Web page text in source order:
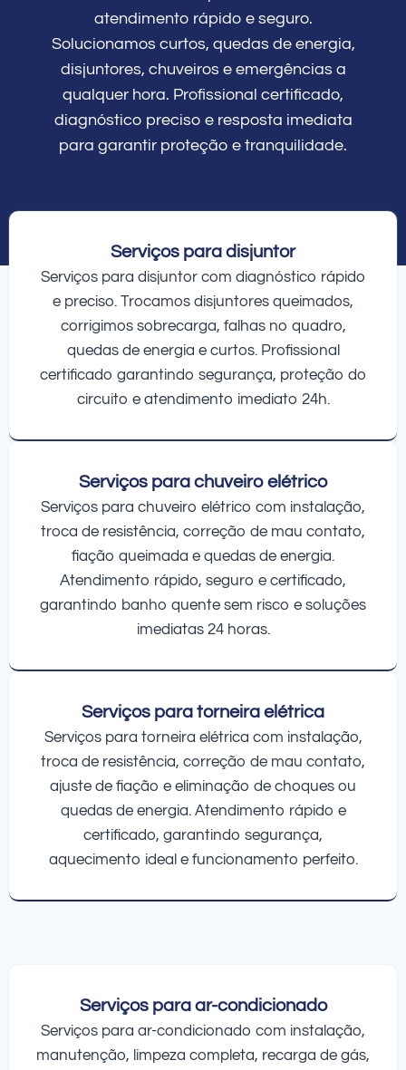
atendimento rápido e seguro.
Solucionamos curtos, quedas de energia,
disjuntores, chuveiros e emergências a
qualquer hora. Profissional certificado,
diagnóstico preciso e resposta imediata
para garantir proteção e tranquilidade.
Serviços para disjuntor
Serviços para disjuntor com diagnóstico rápido
e preciso. Trocamos disjuntores queimados,
corrigimos sobrecarga, falhas no quadro,
quedas de energia e curtos. Profissional
certificado garantindo segurança, proteção do
circuito e atendimento imediato 24h.
Serviços para chuveiro elétrico
Serviços para chuveiro elétrico com instalação,
troca de resistência, correção de mau contato,
fiação queimada e quedas de energia.
Atendimento rápido, seguro e certificado,
garantindo banho quente sem risco e soluções
imediatas 24 horas.
Serviços para torneira elétrica
Serviços para torneira elétrica com instalação,
troca de resistência, correção de mau contato,
ajuste de fiação e eliminação de choques ou
quedas de energia. Atendimento rápido e
certificado, garantindo segurança,
aquecimento ideal e funcionamento perfeito.
Serviços para ar-condicionado
Serviços para ar-condicionado com instalação,
manutenção, limpeza completa, recarga de gás,